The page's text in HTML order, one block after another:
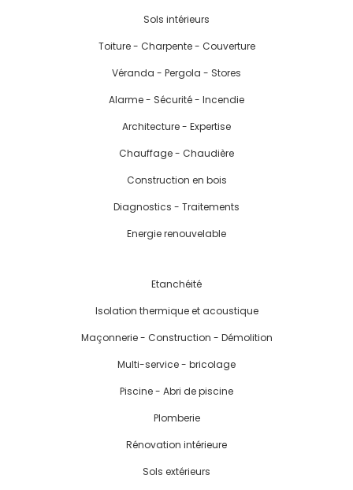
Sols intérieurs
Toiture - Charpente - Couverture
Véranda - Pergola - Stores
Alarme - Sécurité - Incendie
Architecture - Expertise
Chauffage - Chaudière
Construction en bois
Diagnostics - Traitements
Energie renouvelable
Etanchéité
Isolation thermique et acoustique
Maçonnerie - Construction - Démolition
Multi-service - bricolage
Piscine - Abri de piscine
Plomberie
Rénovation intérieure
Sols extérieurs